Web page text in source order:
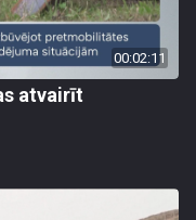
00:02:11
atvairīt